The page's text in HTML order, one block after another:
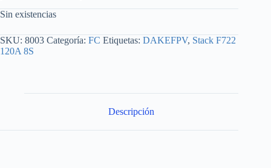
Sin existencias
SKU: 8003 Categoría: FC Etiquetas: DAKEFPV, Stack F722
120A 8S
Descripción